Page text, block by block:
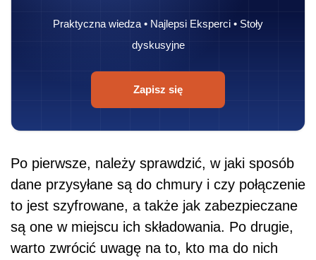
Praktyczna wiedza • Najlepsi Eksperci • Stoły
dyskusyjne
Zapisz się
Po pierwsze, należy sprawdzić, w jaki sposób
dane przysyłane są do chmury i czy połączenie
to jest szyfrowane, a także jak zabezpieczane
są one w miejscu ich składowania. Po drugie,
warto zwrócić uwagę na to, kto ma do nich